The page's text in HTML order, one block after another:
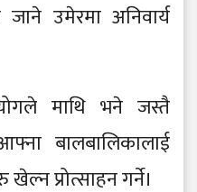
उमेरमा अनिवार्य
माथि भने जस्तै
बालबालिकालाई
प्रोत्साहन गर्ने।